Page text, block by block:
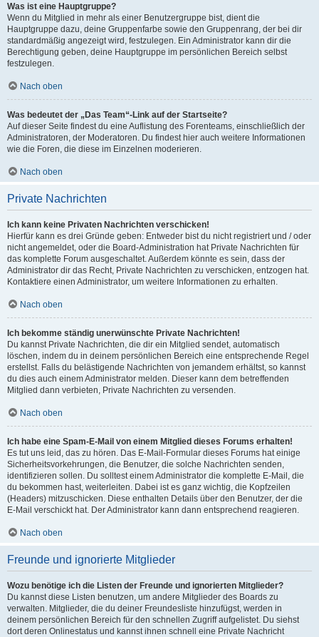
Was ist eine Hauptgruppe?
Wenn du Mitglied in mehr als einer Benutzergruppe bist, dient die
Hauptgruppe dazu, deine Gruppenfarbe sowie den Gruppenrang, der bei dir
standardmäßig angezeigt wird, festzulegen. Ein Administrator kann dir die
Berechtigung geben, deine Hauptgruppe im persönlichen Bereich selbst
festzulegen.
Nach oben
Was bedeutet der „Das Team“-Link auf der Startseite?
Auf dieser Seite findest du eine Auflistung des Forenteams, einschließlich der
Administratoren, der Moderatoren. Du findest hier auch weitere Informationen
wie die Foren, die diese im Einzelnen moderieren.
Nach oben
Private Nachrichten
Ich kann keine Privaten Nachrichten verschicken!
Hierfür kann es drei Gründe geben: Entweder bist du nicht registriert und / oder
nicht angemeldet, oder die Board-Administration hat Private Nachrichten für
das komplette Forum ausgeschaltet. Außerdem könnte es sein, dass der
Administrator dir das Recht, Private Nachrichten zu verschicken, entzogen hat.
Kontaktiere einen Administrator, um weitere Informationen zu erhalten.
Nach oben
Ich bekomme ständig unerwünschte Private Nachrichten!
Du kannst Private Nachrichten, die dir ein Mitglied sendet, automatisch
löschen, indem du in deinem persönlichen Bereich eine entsprechende Regel
erstellst. Falls du belästigende Nachrichten von jemandem erhältst, so kannst
du dies auch einem Administrator melden. Dieser kann dem betreffenden
Mitglied dann verbieten, Private Nachrichten zu versenden.
Nach oben
Ich habe eine Spam-E-Mail von einem Mitglied dieses Forums erhalten!
Es tut uns leid, das zu hören. Das E-Mail-Formular dieses Forums hat einige
Sicherheitsvorkehrungen, die Benutzer, die solche Nachrichten senden,
identifizieren sollen. Du solltest einem Administrator die komplette E-Mail, die
du bekommen hast, weiterleiten. Dabei ist es ganz wichtig, die Kopfzeilen
(Headers) mitzuschicken. Diese enthalten Details über den Benutzer, der die
E-Mail verschickt hat. Der Administrator kann dann entsprechend reagieren.
Nach oben
Freunde und ignorierte Mitglieder
Wozu benötige ich die Listen der Freunde und ignorierten Mitglieder?
Du kannst diese Listen benutzen, um andere Mitglieder des Boards zu
verwalten. Mitglieder, die du deiner Freundesliste hinzufügst, werden in
deinem persönlichen Bereich für den schnellen Zugriff aufgelistet. Du siehst
dort deren Onlinestatus und kannst ihnen schnell eine Private Nachricht